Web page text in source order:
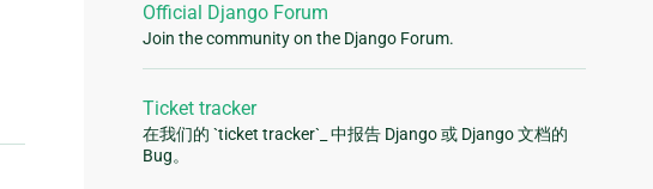
Official Django Forum
Join the community on the Django Forum.
Ticket tracker
在我们的 `ticket tracker`_ 中报告 Django 或 Django 文档的
Bug。